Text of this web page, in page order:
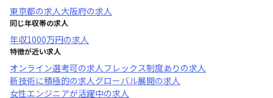
東京都の求人大阪府の求人
同じ年収帯の求人
年収1000万円の求人
特徴が近い求人
オンライン選考可の求人フレックス制度あり の求人
新技術に積極的の求人グローバル展開の求人
女性エンジニアが活躍中の求人